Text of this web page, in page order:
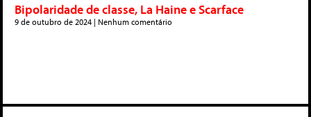
Bipolaridade de classe, La Haine e Scarface
9 de outubro de 2024 Nenhum comentário